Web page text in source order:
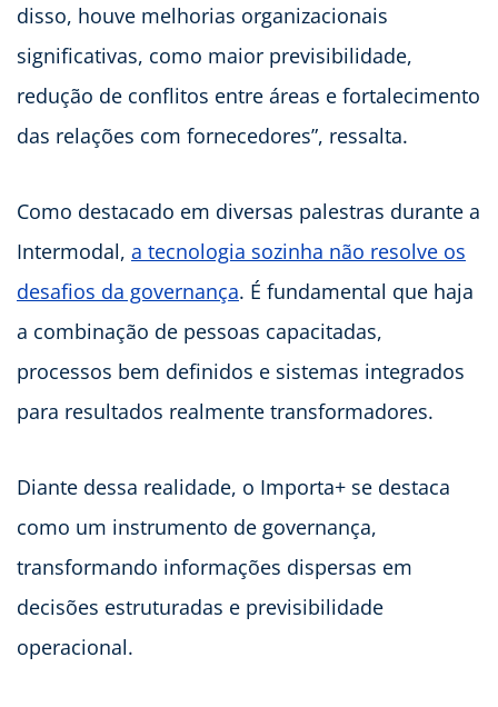
disso, houve melhorias organizacionais
significativas, como maior previsibilidade,
redução de conflitos entre áreas e fortalecimento
das relações com fornecedores”, ressalta.
Como destacado em diversas palestras durante a
Intermodal, a tecnologia sozinha não resolve os
desafios da governança. É fundamental que haja
a combinação de pessoas capacitadas,
processos bem definidos e sistemas integrados
para resultados realmente transformadores.
Diante dessa realidade, o Importa+ se destaca
como um instrumento de governança,
transformando informações dispersas em
decisões estruturadas e previsibilidade
operacional.